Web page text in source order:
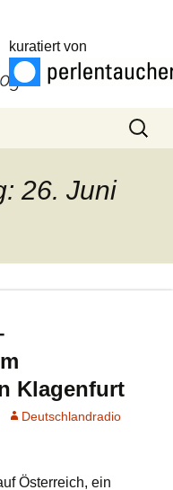
kuratiert von
Suchen
nach:
26. Juni
Klagenfurt
Deutschlandradio
Österreich, ein